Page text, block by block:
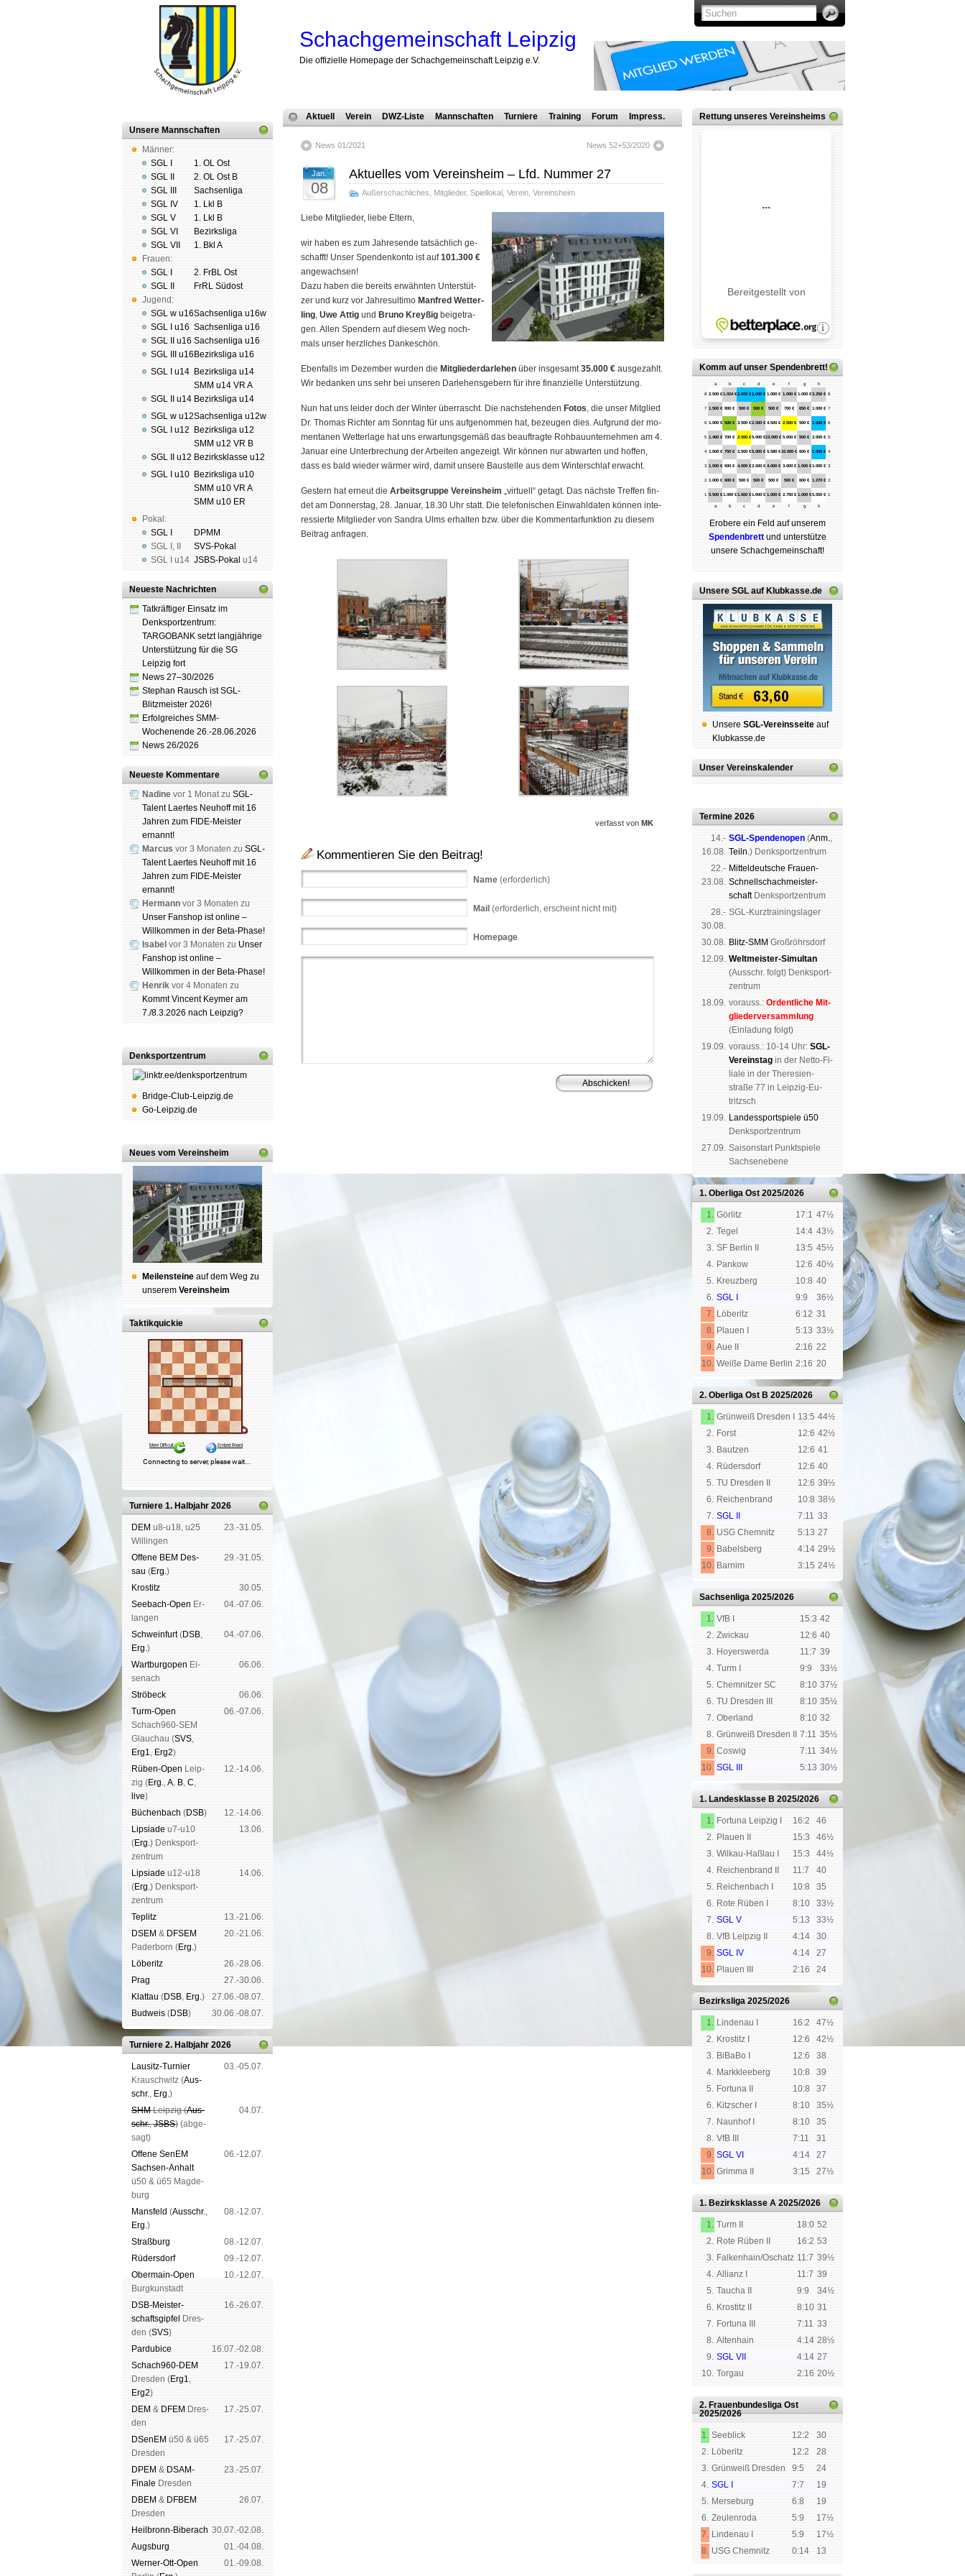
Schachgemeinschaft Leipzig
Die offizielle Homepage der Schachgemeinschaft Leipzig e.V.
Unsere Mannschaften
Männer:
SGL I
SGL II
SGL III
SGL IV
SGL V
SGL VI
SGL VII
Frauen:
SGL I
SGL II
Jugend:
SGL w u16
SGL I u16
SGL II u16
SGL III u16
SGL I u14
SGL II u14
SGL w u12
SGL I u12
SGL II u12
SGL I u10
Pokal:
SGL I
SGL I ,
SGL I
u14
1. OL Ost
2. OL Ost B
Sachsenliga
1. Lkl B
1. Lkl B
Bezirksliga
1. Bkl A
2. FrBL Ost
FrRL Südost
Sachsenliga u16w
Sachsenliga u16
Sachsenliga u16
Bezirksliga u16
Bezirksliga u14
SMM u14 VR A
Bezirksliga u14
Sachsenliga u12w
Bezirksliga u12
SMM u12 VR B
Bezirksklasse u12
Bezirksliga u10
SMM u10 VR A
SMM u10 ER
DPMM
SVS-Pokal
JSBS-Pokal u14
Neueste Nachrichten
Tatkräftiger Einsatz im
Denksportzentrum:
TARGOBANK setzt langjährige
Unterstützung für die SG
Leipzig fort
News 27–30/2026
Stephan Rausch ist SGL-
Blitzmeister 2026!
Erfolgreiches SMM-
Wochenende 26.-28.06.2026
News 26/2026
Neueste Kommentare
Nadine vor 1 Monat zu SGL-
Talent Laertes Neuhoff mit 16
Jahren zum FIDE-Meister
ernannt!
Marcus vor 3 Monaten zu SGL-
Talent Laertes Neuhoff mit 16
Jahren zum FIDE-Meister
ernannt!
Hermann vor 3 Monaten zu
Unser Fanshop ist online –
Willkommen in der Beta-Phase!
Isabel vor 3 Monaten zu Unser
Fanshop ist online –
Willkommen in der Beta-Phase!
Henrik vor 4 Monaten zu
Kommt Vincent Keymer am
7./8.3.2026 nach Leipzig?
Denksportzentrum
Bridge-Club-Leipzig.de
Go-Leipzig.de
Neues vom Vereinsheim
Mei­len­stei­ne auf dem Weg zu
un­se­rem Ver­eins­heim
Taktikquickie
Turniere 1. Halbjahr 2026
DEM u8-u18, u25
Wil­lin­gen
23.-31.05.
Offene BEM Des­
sau (Erg.)
29.-31.05.
Kros­titz
30.05.
See­bach-Open Er­
lan­gen
04.-07.06.
Schwein­furt(DSB,
Erg.)
04.-07.06.
Wart­burg­open Ei­
se­nach
06.06.
Strö­beck
06.06.
Turm-Open
Schach960-SEM
Glau­chau (SVS,
Erg1, Erg2)
06.-07.06.
Rüben-Open Leip­
zig (Erg.,A, B, C,
live)
12.-14.06.
Büchen­bach (DSB)
12.-14.06.
Lipsiade u7-u10
(Erg.) Denk­sport­
zen­trum
13.06.
Lipsiade u12-u18
(Erg.) Denk­sport­
zen­trum
14.06.
Tep­litz
13.-21.06.
DSEM & DFSEM
Pader­born (Erg.)
20.-21.06.
Lö­be­ritz
26.-28.06.
Prag
27.-30.06.
Klat­tau (DSB, Erg.)
27.06.-08.07.
Bud­weis (DSB) 30.06.-08.07.
Turniere 2. Halbjahr 2026
Lau­sitz-Tur­nier
Krausch­witz (Aus­
schr., Erg.)
03.-05.07.
SHMLeip­zig (Aus­
schr.,JSBS) (ab­ge­
sagt)
04.07.
Offene SenEM
Sach­sen-An­halt
ü50 & ü65 Mag­de­
burg
06.-12.07.
Mans­feld (Aus­schr.,
Erg.)
08.-12.07.
Straß­burg
08.-12.07.
Rüders­dorf
09.-12.07.
Ober­main-Open
Burg­kun­stadt
10.-12.07.
DSB-Meister­
schafts­gipfel
Dres­
den (SVS)
16.-26.07.
Pardu­bice
16.07.-02.08.
Schach960-DEM
Dres­den (Erg1,
Erg2)
17.-19.07.
DEM & DFEM Dres­
den
17.-25.07.
DSenEM ü50 & ü65
Dres­den
17.-25.07.
DPEM & DSAM-
Finale Dres­den
23.-25.07.
DBEM & DFBEM
Dres­den
26.07.
Heil­bronn-Bi­ber­ach 30.07.-02.08.
Augs­burg
01.-04.08.
Werner-Ott-Open
01.-09.08.
Aktuell Verein DWZ-Liste Mannschaften Turniere Training Forum Impress.
News 01/2021 News 52+53/2020
Jan.
08
Aktuelles vom Vereinsheim – Lfd. Nummer 27
Außerschachliches Mitglieder, Spiellokal Verein Vereinsheim
Liebe Mitglieder, liebe Eltern,
wir haben es zum Jahres­ende tat­säch­lich ge­
schafft! Un­ser Spen­den­konto ist auf101.300 €
an­ge­wach­sen!
Dazu haben die bereits er­wähn­ten Un­ter­stüt­
zer und kurz vor Jahres­ultimo Man­fred Wet­ter­
ling, Uwe Attig und Bruno Krey­ßig bei­ge­tra­
gen. Allen Spen­dern auf diesem Weg noch­
mals unser herz­liches Danke­schön.
Eben­falls im Dezember wur­den die Mit­glie­der­dar­lehen über ins­gesamt35.000 € aus­ge­zahlt.
Wir be­dan­ken uns sehr bei unseren Dar­lehens­gebern für ihre fi­nan­ziel­le Un­ter­stüt­zung.
Nun hat uns leider doch der Winter über­rascht. Die nach­stehen­den Fotos, die unser Mit­glied
Dr. Thomas Rich­ter am Sonn­tag für uns auf­ge­nom­men hat, be­zeu­gen dies. Auf­grund der mo­
men­ta­nen Wet­ter­lage hat uns er­war­tungs­ge­mäß das be­auf­trag­te Roh­bau­un­ter­neh­men am 4.
Januar eine Un­ter­bre­chung der Ar­bei­ten an­ge­zeigt. Wir können nur ab­war­ten und hof­fen,
dass es bald wie­der wär­mer wird, da­mit un­se­re Bau­stel­le aus dem Win­ter­schlaf er­wacht.
Gestern hat erneut die Ar­beits­gruppe Ver­eins­heim „vir­tu­ell“ getagt. Das näch­ste Tref­fen fin­
det am Don­ners­tag, 28. Januar, 18.30 Uhr statt. Die te­le­fo­ni­schen Ein­wahl­da­ten kön­nen in­te­
res­sier­te Mit­glieder von San­dra Ulms er­hal­ten bzw. über die Kom­men­tar­funk­tion zu diesem
Bei­trag an­fra­gen.
verfasst von MK
Kommentieren Sie den Beitrag!
Name (erforderlich)
Mail (erforderlich, erscheint nicht mit)
Homepage
Rettung unseres Vereinsheims
Komm auf unser Spendenbrett!
a b c d e f g h
8 2.500 € 1.024 € 1.000 € 1.000 € 1.000 € 1.000 € 1.000 € 3.250 € 8
7 1.500 € 900 € 500 € 500 € 500 € 700 € 650 € 1.000 € 7
6 1.000 € 500 € 3.500 € 2.500 € 4.500 € 2.500 € 500 € 1.000 € 6
5 1.400 € 700 € 2.500 € 5.000 €13.000 € 5.000 € 500 € 2.000 € 5
4 1.000 € 750 € 2.500 € 5.000 € 5.580 € 10.000 € 600 € 1.000 € 4
3 1.000 € 500 € 4.000 € 2.500 € 4.000 € 3.000 € 1.500 € 1.000 € 3
2 1.000 € 600 € 500 € 500 € 500 € 500 € 600 € 1.270 € 2
1 5.500 € 1.000 € 1.600 € 1.000 € 1.000 € 2.750 € 1.000 € 5.550 € 1
a b c d e f g h
Erobere ein Feld auf unserem
Spenden­brett und unterstütze
unsere Schach­ge­mein­schaft!
Unsere SGL auf Klubkasse.de
Unsere SGL-Ver­eins­sei­te auf
Klubkasse.de
Unser Vereinskalender
Termine 2026
14.-
16.08.
SGL-Spenden­open (Anm.,
Teiln.) Denk­sport­zen­trum
22.-
23.08.
Mit­tel­deu­tsche Frauen-
Schnell­schach­meis­ter­
schaftDenk­sport­zen­trum
28.-
30.08.
SGL-Kurz­trai­nings­lager
30.08. Blitz-SMM Groß­röhrs­dorf
12.09. Weltmeister-Simultan
(Aus­schr. folgt) Denk­sport­
zen­trum
18.09. vorauss.: Or­dent­li­che Mit­
glie­der­ver­samm­lung
(Ein­la­dung folgt)
19.09. vor­auss.: 10-14 Uhr: SGL-
Ver­eins­tag in der Netto-Fi­
li­a­le in der The­re­sien­
straße 77 in Leip­zig-Eu­
tritzsch
19.09. Landes­sport­spiele ü50
Denk­sport­zen­trum
27.09. Saison­start Punkt­spiele
Sachsen­ebene
1. Oberliga Ost 2025/2026
1. Görlitz 17:1 47½
2. Tegel 14:4 43½
3. SF Berlin II 13:5 45½
4. Pankow 12:6 40½
5. Kreuzberg 10:8 40
6. SGL I 9:9
36½
7. Löberitz 6:12 31
8. Plauen I 5:13 33½
9. Aue II 2:16 22
10. Weiße Dame Berlin 2:16 20
2. Oberliga Ost B 2025/2026
1. Grünweiß Dresden I 13:5 44½
2. Forst 12:6 42½
3. Bautzen 12:6 41
4. Rüdersdorf 12:6 40
5. TU Dresden II 12:6 39½
6. Reichenbrand 10:8 38½
7. SGL II 7:11 33
8. USG Chemnitz 5:13 27
9. Babelsberg 4:14 29½
10. Barnim 3:15 24½
Sachsenliga 2025/2026
1. VfB I 15:3 42
2. Zwickau 12:6 40
3. Hoyerswerda 11:7 39
4. Turm I 9:9
33½
5. Chemnitzer SC 8:10 37½
6. TU Dresden III 8:10 35½
7. Oberland 8:10 32
8. Grünweiß Dresden II 7:11 35½
9. Coswig 7:11 34½
10. SGL III 5:13 30½
1. Landesklasse B 2025/2026
1. Fortuna Leipzig I 16:2
46
2. Plauen II 15:3
46½
3. Wilkau-Haßlau I 15:3
44½
4. Reichenbrand II 11:7
40
5. Reichenbach I 10:8
35
6. Rote Rüben I 8:10
33½
7. SGL V 5:13
33½
8. VfB Leipzig II 4:14
30
9. SGL IV 4:14
27
10. Plauen III 2:16 24
Bezirksliga 2025/2026
1. Lindenau I 16:2
47½
2. Krostitz I 12:6
42½
3. BiBaBo I 12:6
38
4. Markkleeberg 10:8
39
5. Fortuna II 10:8
37
6. Kitzscher I 8:10
35½
7. Naunhof I 8:10
35
8. VfB III 7:11
31
9. SGL VI 4:14
27
10. Grimma II 3:15 27½
1. Bezirksklasse A 2025/2026
1. Turm II 18:0 52
2. Rote Rüben II 16:2 53
3. Falkenhain/Oschatz 11:7 39½
4. Allianz I 11:7 39
5. Taucha II 9:9
34½
6. Krostitz II 8:10 31
7. Fortuna III 7:11 33
8. Altenhain 4:14 28½
9. SGL VII 4:14 27
10. Torgau 2:16 20½
2. Frauenbundesliga Ost
2025/2026
1. Seeblick 12:2
30
2. Löberitz 12:2
28
3. Grünweiß Dresden 9:5
24
4. SGL I 7:7
19
5. Merseburg 6:8
19
6. Zeulenroda 5:9
17½
7. Lindenau I 5:9
17½
8. USG Chemnitz 0:14 13